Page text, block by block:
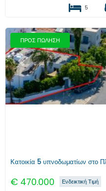
5
ΠΡΟΣ ΠΩΛΗΣΗ
Προηγούμενο
Κατοικία 5 υπνοδωματίων στο
€ 470.000 Ενδεικτική Τιμή